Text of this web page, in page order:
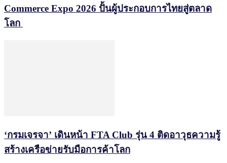
Commerce Expo 2026 ปั้นผู้ประกอบการไทยสู่ตลาด
โลก
‘กรมเจรจา’ เดินหน้า FTA Club รุ่น 4 ติดอาวุธความรู้
สร้างเครือข่ายรับมือการค้าโลก